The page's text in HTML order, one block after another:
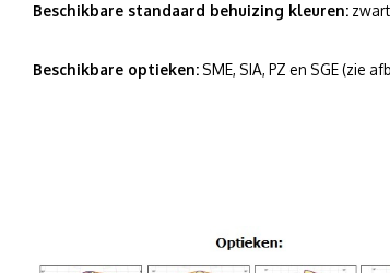
Beschikbare standaard behuizing kleuren:
Beschikbare optieken: SME, SIA, PZ en SGE (zie